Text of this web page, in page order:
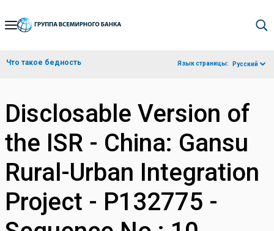
Skip
Navigation
Что такое бедность Язык страницы: Русский
Disclosable Version of
the ISR - China: Gansu
Rural-Urban Integration
Project - P132775 -